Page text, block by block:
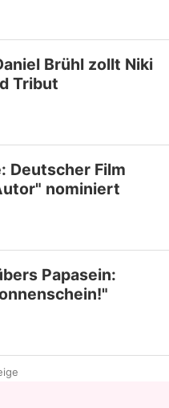
Brühl zollt Niki
Tribut
Deutscher Film
nominiert
Papasein: